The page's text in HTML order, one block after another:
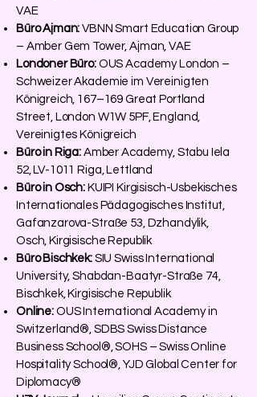
VAE
Büro Ajman: VBNN Smart Education Group
– Amber Gem Tower, Ajman, VAE
Londoner Büro:OUS Academy London –
Schweizer Akademie im Vereinigten
Königreich, 167–169 Great Portland
Street, London W1W 5PF, England,
Vereinigtes Königreich
Büro in Riga: Amber Academy, Stabu Iela
52, LV-1011 Riga, Lettland
Büro in Osch: KUIPI Kirgisisch-Usbekisches
Internationales Pädagogisches Institut,
Gafanzarova-Straße 53, Dzhandylik,
Osch, Kirgisische Republik
Büro Bischkek:SIU Swiss International
University, Shabdan-Baatyr-Straße 74,
Bischkek, Kirgisische Republik
Online:OUS International Academy in
Switzerland®, SDBS Swiss Distance
Business School®, SOHS – Swiss Online
Hospitality School®, YJD Global Center for
Diplomacy®